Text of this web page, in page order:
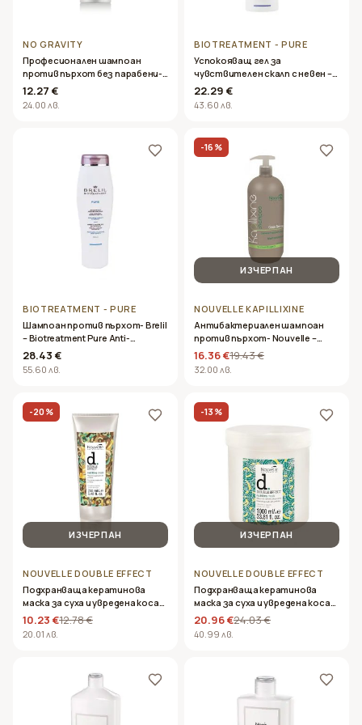
NO GRAVITY
Професионален шампоан
против пърхот без парабени-
Oyster Cutinol Stardust
Shampoo 250ml
12.27 €
24.00 лв.
BIOTREATMENT - PURE
Успокояващ гел за
чувствителен скалп с невен –
Brelil – Biotreatment Pure Calming
Gel 100ml
22.29 €
43.60 лв.
BIOTREATMENT - PURE
Шампоан против пърхот- Brelil
– Biotreatment Pure Anti-
Dandruff Shampoo 250ml
28.43 €
55.60 лв.
-16 %
ИЗЧЕРПАН
NOUVELLE KAPILLIXINE
Антибактериален шампоан
против пърхот- Nouvelle –
Kapillixine Clean Sense Shampoo
1000ml
16.36 €19.43 €
32.00 лв.
-20 %
ИЗЧЕРПАН
NOUVELLE DOUBLE EFFECT
Подхранваща кератинова
маска за суха и увредена коса-
Nouvelle – Double Effect Nutritive
Mask 250ml
10.23 €12.78 €
20.01 лв.
-13 %
ИЗЧЕРПАН
NOUVELLE DOUBLE EFFECT
Подхранваща кератинова
маска за суха и увредена коса-
Nouvelle – Double Effect Nutritive
Mask 1000ml
20.96 €24.03 €
40.99 лв.